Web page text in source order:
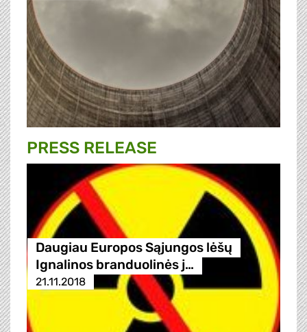
PRESS RELEASE
Daugiau Europos Sąjungos lėšų
Ignalinos branduolinės j…
21.11.2018